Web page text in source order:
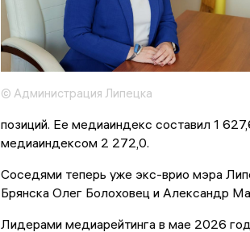
© Администрация Липецка
позиций. Ее медиаиндекс составил 1
медиаиндексом 2 272,0.
Соседями теперь уже экс-врио мэра
Брянска Олег Болоховец и Александр
Лидерами медиарейтинга в мае 2026